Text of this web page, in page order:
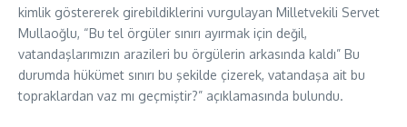
kimlik göstererek girebildiklerini vurgulayan Milletvekili Servet
Mullaoğlu, “Bu tel örgüler sınırı ayırmak için değil,
vatandaşlarımızın arazileri bu örgülerin arkasında kaldı” Bu
durumda hükümet sınırı bu şekilde çizerek, vatandaşa ait bu
topraklardan vaz mı geçmiştir?” açıklamasında bulundu.